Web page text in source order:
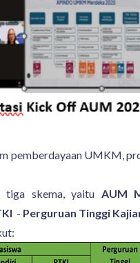
pemberdayaan UMKM,
tiga skema, yaitu AUM
- Perguruan Tinggi